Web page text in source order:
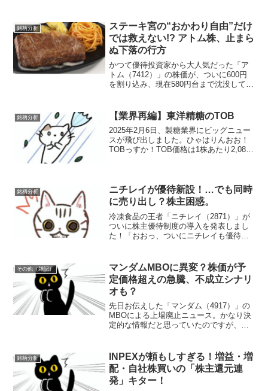
待制度の変更。今回の目玉は、・200株・
500株と...
銘柄分析
ステーキ宮の“おかわり自由”だけ
では救えない!? アトム株、止まら
ぬ下落の行方
かつて優待投資家から大人気だった「ア
トム（7412）」の株価が、ついに600円
を割り込み、現在580円台まで沈没してい
年の優待改悪ショック。かつて100株保有
で年間...
銘柄分析 【業界再編】東洋精糖のTOB
2025年2月6日、製糖業界にビッグニュー
スが飛び出しました。ひゃはりんおお！
TOBっすか！TOB価格は1株あたり2,080
銘柄分析
ニチレイが優待新設！…でも同時
に売り出し？株主困惑。
冷凍食品の王者「ニチレイ（2871）」が
ついに株主優待制度の導入を発表しまし
た！「おおっ、ついにニチレイも優待導
でもね～内容でしたニチレイの株主優待
内容をチェックまず...
その他（雑記）
マンダムMBOに異変？株価が予
定価格超えの急騰、不成立シナリ
オも？
先日お伝えした「マンダム（4917）」の
MBOによる上場廃止ニュース。かなり決
定的な情報だと思っていたのですが、こ
くれ…9月16日の終値は2295円カロンホ
ールディング...
銘柄分析
INPEXが頼もしすぎる！増益・増
配・自社株買いの「株主還元連
発」キター！